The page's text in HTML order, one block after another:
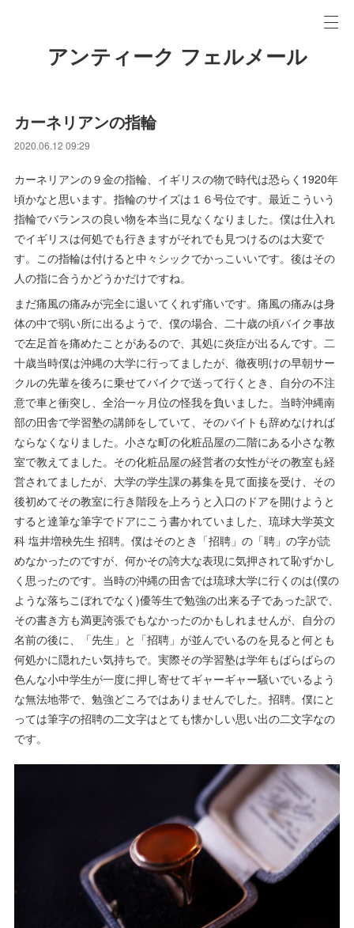
アンティーク フェルメール
カーネリアンの指輪
2020.06.12 09:29
カーネリアンの９金の指輪、イギリスの物で時代は恐らく1920年
頃かなと思います。指輪のサイズは１６号位です。最近こういう
指輪でバランスの良い物を本当に見なくなりました。僕は仕入れ
でイギリスは何処でも行きますがそれでも見つけるのは大変で
す。この指輪は付けると中々シックでかっこいいです。後はその
人の指に合うかどうかだけですね。
まだ痛風の痛みが完全に退いてくれず痛いです。痛風の痛みは身
体の中で弱い所に出るようで、僕の場合、二十歳の頃バイク事故
で左足首を痛めたことがあるので、其処に炎症が出るんです。二
十歳当時僕は沖縄の大学に行ってましたが、徹夜明けの早朝サー
クルの先輩を後ろに乗せてバイクで送って行くとき、自分の不注
意で車と衝突し、全治一ヶ月位の怪我を負いました。当時沖縄南
部の田舎で学習塾の講師をしていて、そのバイトも辞めなければ
ならなくなりました。小さな町の化粧品屋の二階にある小さな教
室で教えてました。その化粧品屋の経営者の女性がその教室も経
営されてましたが、大学の学生課の募集を見て面接を受け、その
後初めてその教室に行き階段を上ろうと入口のドアを開けようと
すると達筆な筆字でドアにこう書かれていました、琉球大学英文
科 塩井増秧先生 招聘。僕はそのとき「招聘」の「聘」の字が読
めなかったのですが、何かその誇大な表現に気押されて恥ずかし
く思ったのです。当時の沖縄の田舎では琉球大学に行くのは(僕の
ような落ちこぼれでなく)優等生で勉強の出来る子であった訳で、
その書き方も満更誇張でもなかったのかもしれませんが、自分の
名前の後に、「先生」と「招聘」が並んでいるのを見ると何とも
何処かに隠れたい気持ちで。実際その学習塾は学年もばらばらの
色んな小中学生が一度に押し寄せてギャーギャー騒いでいるよう
な無法地帯で、勉強どころではありませんでした。招聘。僕にと
っては筆字の招聘の二文字はとても懐かしい思い出の二文字なの
です。